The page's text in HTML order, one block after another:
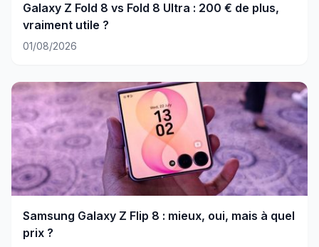
Galaxy Z Fold 8 vs Fold 8 Ultra : 200 € de plus,
vraiment utile ?
01/08/2026
Samsung Galaxy Z Flip 8 : mieux, oui, mais à quel
prix ?